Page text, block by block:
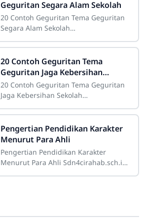
Geguritan Segara Alam Sekolah
20 Contoh Geguritan Tema Geguritan
Segara Alam Sekolah
salah satu bentuk puisi dalam bahasa
Jawa yang digunakan
20 Contoh Geguritan Tema
Geguritan Jaga Kebersihan
Sekolah
20 Contoh Geguritan Tema Geguritan
Jaga Kebersihan Sekolah
merupakan salah satu aspek yang
sangat penting dalam
Pengertian Pendidikan Karakter
Menurut Para Ahli
Pengertian Pendidikan Karakter
Menurut Para Ahli Sdn4cirahab.sch.id-